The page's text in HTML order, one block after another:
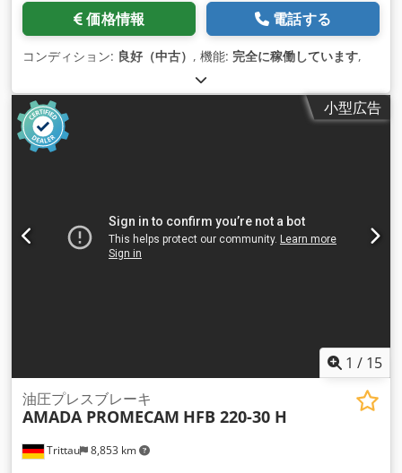
価格情報 電話する
コンディション: 良好（中古） , 機能: 完全に稼働しています,
小型広告
1 / 15
Trittau 8,853 km
油圧プレスブレーキ
AMADA PROMECAM HFB 220-30 H